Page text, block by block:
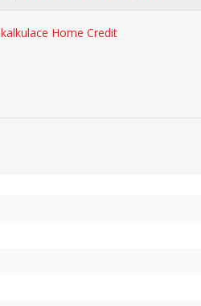
kalkulace Home Credit